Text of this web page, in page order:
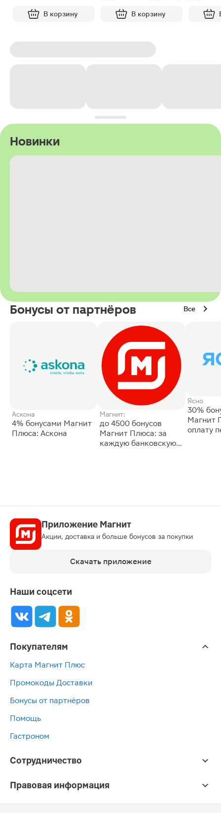
В корзину В корзину
Новинки
Бонусы от партнёров Все
Аскона
4% бонусами Магнит
Плюса: Аскона
Магнит:
до 4500 бонусов
Магнит Плюса: за
каждую банковскую
Ясно
30%
Магнит
оплату
Приложение Магнит
Акции, доставка и больше бонусов за покупки
Скачать приложение
Наши соцсети
Покупателям
Карта Магнит Плюс
Промокоды Доставки
Бонусы от партнёров
Помощь
Гастроном
Сотрудничество
Правовая информация